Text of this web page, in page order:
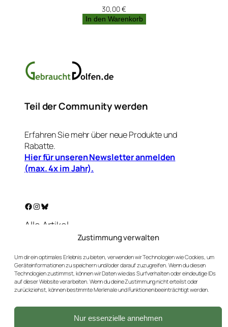
Zustimmung verwalten
Um dir ein optimales Erlebnis zu bieten, verwenden wir Technologien wie Cookies, um
Geräteinformationen zu speichern und/oder darauf zuzugreifen. Wenn du diesen
Technologien zustimmst, können wir Daten wie das Surfverhalten oder eindeutige IDs
auf dieser Website verarbeiten. Wenn du deine Zustimmung nicht erteilst oder
zurückziehst, können bestimmte Merkmale und Funktionen beeinträchtigt werden.
Nur essenzielle annehmen
30,00€
In den Warenkorb
Teil der Community werden
Erfahren Sie mehr über neue Produkte und
Rabatte.
Hier für unseren Newsletter anmelden
(max. 4x im Jahr).
Facebook Instagram Bluesky
Alle Artikel
Unser Golf-Blog
Kontakt
AGBs